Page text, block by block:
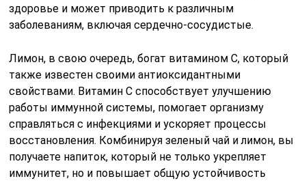
здоровье и может приводить к различным
заболеваниям, включая сердечно-сосудистые.
Лимон, в свою очередь, богат витамином C, который
также известен своими антиоксидантными
свойствами. Витамин C способствует улучшению
работы иммунной системы, помогает организму
справляться с инфекциями и ускоряет процессы
восстановления. Комбинируя зеленый чай и лимон, вы
получаете напиток, который не только укрепляет
иммунитет, но и повышает общую устойчивость